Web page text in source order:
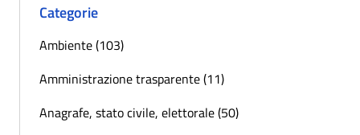
Categorie
Ambiente (103)
Amministrazione trasparente (11)
Anagrafe, stato civile, elettorale (50)